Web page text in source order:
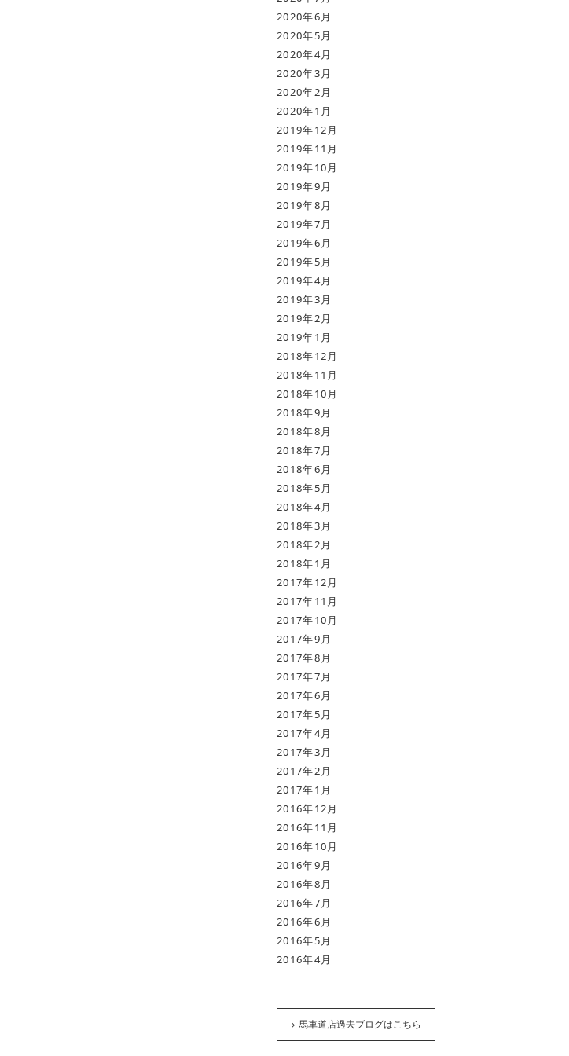
2020年6月
2020年5月
2020年4月
2020年3月
2020年2月
2020年1月
2019年12月
2019年11月
2019年10月
2019年9月
2019年8月
2019年7月
2019年6月
2019年5月
2019年4月
2019年3月
2019年2月
2019年1月
2018年12月
2018年11月
2018年10月
2018年9月
2018年8月
2018年7月
2018年6月
2018年5月
2018年4月
2018年3月
2018年2月
2018年1月
2017年12月
2017年11月
2017年10月
2017年9月
2017年8月
2017年7月
2017年6月
2017年5月
2017年4月
2017年3月
2017年2月
2017年1月
2016年12月
2016年11月
2016年10月
2016年9月
2016年8月
2016年7月
2016年6月
2016年5月
2016年4月
馬車道店過去ブログはこちら